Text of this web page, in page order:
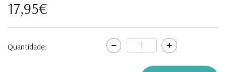
17,95€
Quantidade: